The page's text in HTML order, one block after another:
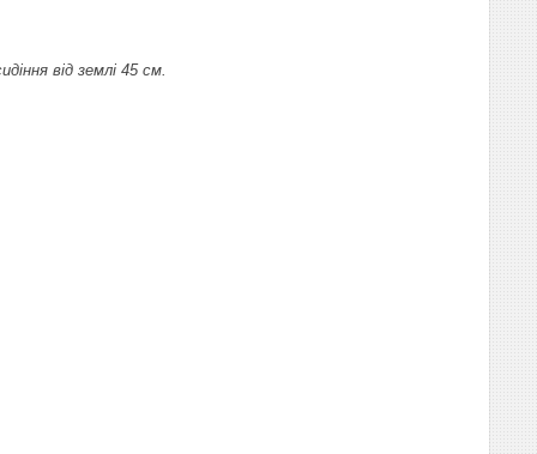
від землі 45 см.